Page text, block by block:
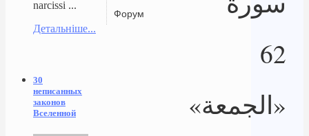
Форум
62
«الجمعة»
narcissi ...
Детальніше...
30
неписанных
законов
Вселенной